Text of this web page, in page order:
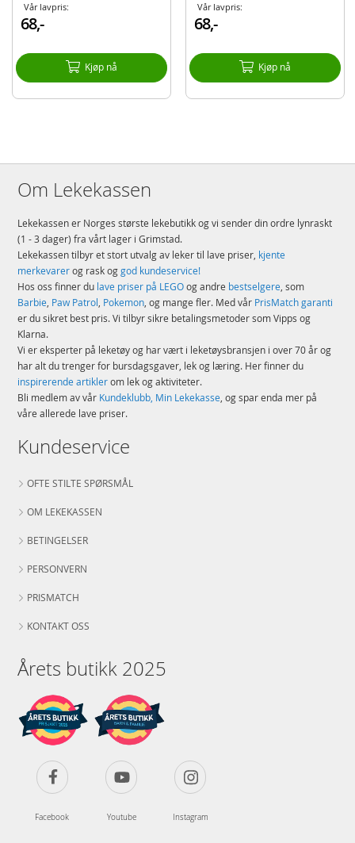
Vår lavpris:
68,-
Kjøp nå
Vår lavpris:
68,-
Kjøp nå
Om Lekekassen
Lekekassen er Norges største lekebutikk og vi sender din ordre lynraskt
(1 - 3 dager) fra vårt lager i Grimstad.
Lekekassen tilbyr et stort utvalg av leker til lave priser, kjente
merkevarerog rask oggod kundeservice!
Hos oss finner du lave priser på LEGOog andre bestselgere, som
Barbie, Paw Patrol, Pokemon, og mange fler. Med vår PrisMatch garanti
er du sikret best pris. Vi tilbyr sikre betalingsmetoder som Vipps og
Klarna.
Vi er eksperter på leketøy og har vært i leketøysbransjen i over 70 år og
har alt du trenger for bursdagsgaver, lek og læring. Her finner du
inspirerende artiklerom lek og aktiviteter.
Bli medlem av vår Kundeklubb, Min Lekekasse, og spar enda mer på
våre allerede lave priser.
Kundeservice
OFTE STILTE SPØRSMÅL
OM LEKEKASSEN
BETINGELSER
PERSONVERN
PRISMATCH
KONTAKT OSS
Årets butikk 2025
Facebook Youtube Instagram